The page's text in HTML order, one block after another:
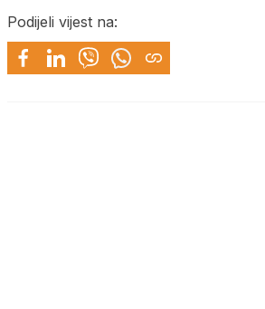
Podijeli vijest na: